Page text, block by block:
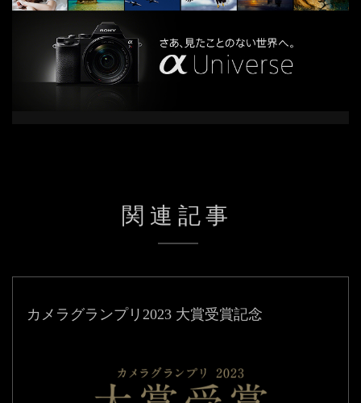
関連記事
カメラグランプリ2023 大賞受賞記念